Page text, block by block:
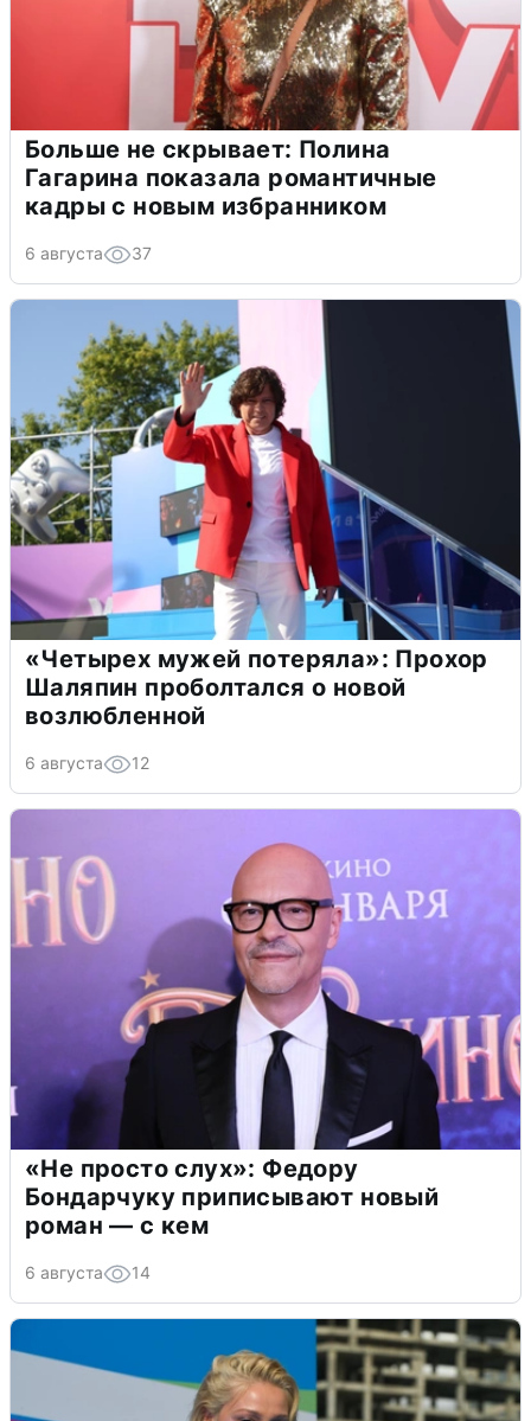
Больше не скрывает: Полина
Гагарина показала романтичные
кадры с новым избранником
6 августа 37
«Четырех мужей потеряла»: Прохор
Шаляпин проболтался о новой
возлюбленной
6 августа 12
«Не просто слух»: Федору
Бондарчуку приписывают новый
роман — с кем
6 августа 14